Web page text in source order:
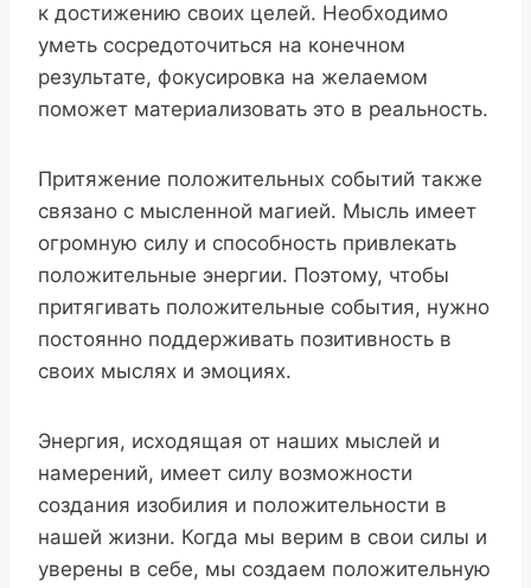
к достижению своих целей. Необходимо
уметь сосредоточиться на конечном
результате, фокусировка на желаемом
поможет материализовать это в реальность.
Притяжение положительных событий также
связано с мысленной магией. Мысль имеет
огромную силу и способность привлекать
положительные энергии. Поэтому, чтобы
притягивать положительные события, нужно
постоянно поддерживать позитивность в
своих мыслях и эмоциях.
Энергия, исходящая от наших мыслей и
намерений, имеет силу возможности
создания изобилия и положительности в
нашей жизни. Когда мы верим в свои силы и
уверены в себе, мы создаем положительную